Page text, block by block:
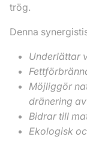
trög.
Denna
Underlättar
Möjliggör
dränering
Bidrar till
Ekologisk